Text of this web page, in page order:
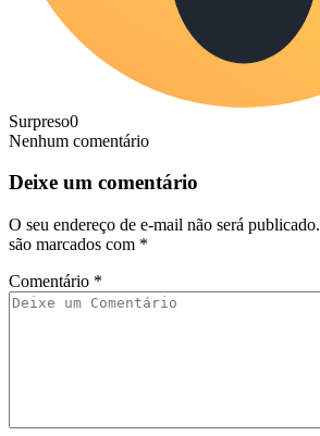
Surpreso0
Nenhum comentário
Deixe um comentário
O seu endereço de e-mail não será publicado.
são marcados com *
Comentário *